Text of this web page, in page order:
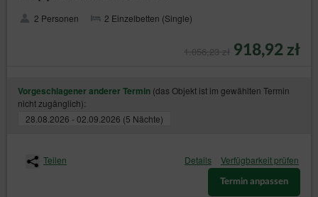
2 Personen 2 Einzelbetten (Single)
1.056,23 zł 918,92 zł
Vorgeschlagener anderer Termin (das Objekt ist im gewählten Termin
nicht zugänglich):
28.08.2026 - 02.09.2026 (5 Nächte)
Teilen Details Verfügbarkeit prüfen
Termin anpassen